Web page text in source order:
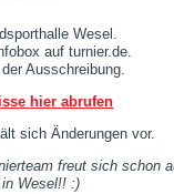
Wesel.
auf turnier.de.
Ausschreibung.
hier abrufen
sich Änderungen vor.
freut sich schon
Wesel!! :)